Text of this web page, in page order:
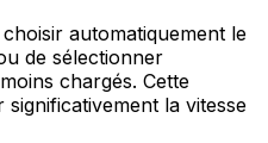
choisir automatiquement le
de sélectionner
chargés. Cette
la vitesse